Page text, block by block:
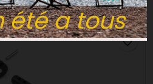
au panier
favorite_border
été a tous